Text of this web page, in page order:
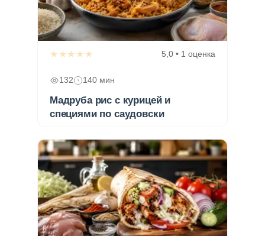
★★★★★ 5,0 • 1 оценка
132 140 мин
Мадруба рис с курицей и
специями по саудовски